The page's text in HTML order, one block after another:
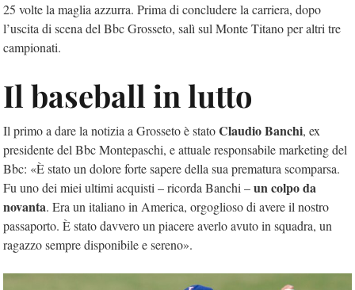
25 volte la maglia azzurra. Prima di concludere la carriera, dopo
l’uscita di scena del Bbc Grosseto, salì sul Monte Titano per altri tre
campionati.
Il baseball in lutto
Il primo a dare la notizia a Grosseto è statoClaudio Banchi, ex
presidente del Bbc Montepaschi, e attuale responsabile marketing del
Bbc: «È stato un dolore forte sapere della sua prematura scomparsa.
Fu uno dei miei ultimi acquisti – ricorda Banchi –un colpo da
novanta. Era un italiano in America, orgoglioso di avere il nostro
passaporto. È stato davvero un piacere averlo avuto in squadra, un
ragazzo sempre disponibile e sereno».